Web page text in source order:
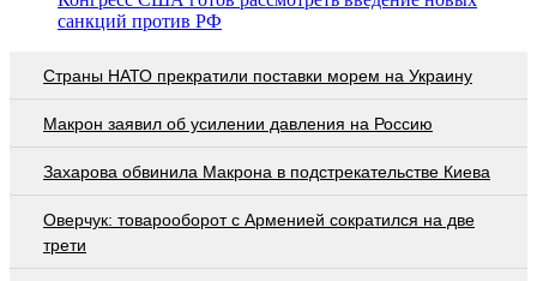
санкций против РФ
Страны НАТО прекратили поставки морем на Украину
Макрон заявил об усилении давления на Россию
Захарова обвинила Макрона в подстрекательстве Киева
Оверчук: товарооборот с Арменией сократился на две
трети